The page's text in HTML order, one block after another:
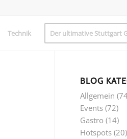
Technik Der ultimative Stuttgart
BLOG
Allgemein
Events (72)
Gastro (14)
Hotspots (20)